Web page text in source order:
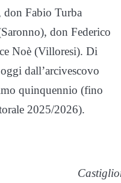
don Fabio Turba
don Federico
Noè (Villoresi). Di
dall’arcivescovo
quinquennio (fino
2025/2026).